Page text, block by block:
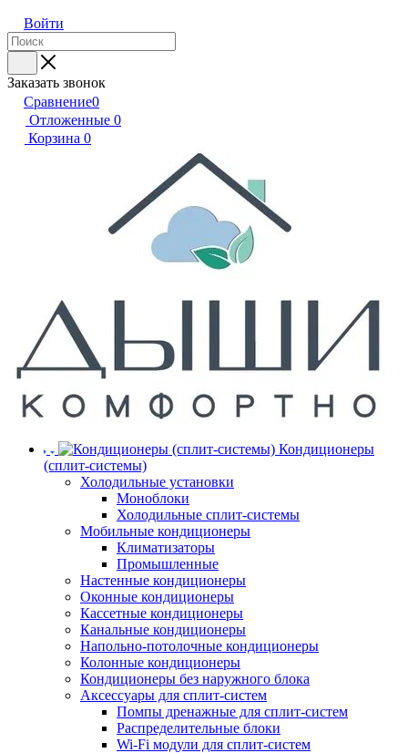
Войти
Заказать звонок
Сравнение0
Отложенные 0
Корзина 0
Кондиционеры
(сплит-системы)
Холодильные установки
Моноблоки
Холодильные сплит-системы
Мобильные кондиционеры
Климатизаторы
Промышленные
Настенные кондиционеры
Оконные кондиционеры
Кассетные кондиционеры
Канальные кондиционеры
Напольно-потолочные кондиционеры
Колонные кондиционеры
Кондиционеры без наружного блока
Аксессуары для сплит-систем
Помпы дренажные для сплит-систем
Распределительные блоки
Wi-Fi модули для сплит-систем